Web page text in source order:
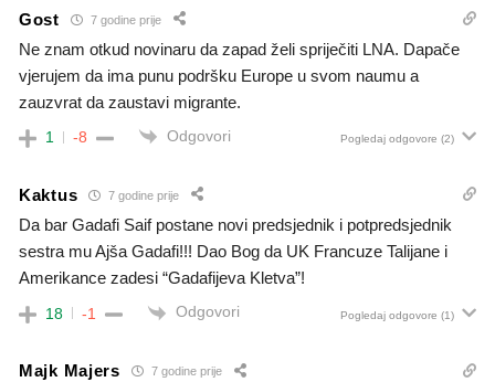
Gost 7 godine prije
Ne znam otkud novinaru da zapad želi spriječiti LNA. Dapače
vjerujem da ima punu podršku Europe u svom naumu a
zauzvrat da zaustavi migrante.
1 -8 Odgovori Pogledaj odgovore (2)
Kaktus 7 godine prije
Da bar Gadafi Saif postane novi predsjednik i potpredsjednik
sestra mu Ajša Gadafi!!! Dao Bog da UK Francuze Talijane i
Amerikance zadesi “Gadafijeva Kletva”!
18 -1 Odgovori Pogledaj odgovore (1)
Majk Majers 7 godine prije